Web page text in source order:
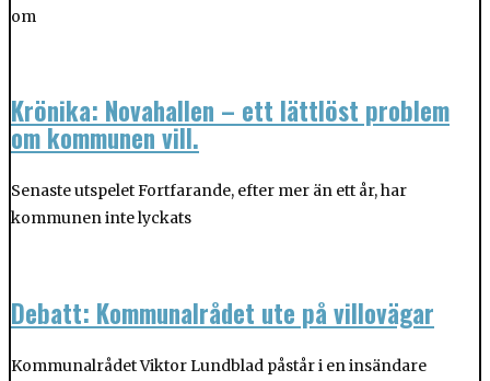
om
Krönika: Novahallen – ett lättlöst problem
om kommunen vill.
Senaste utspelet Fortfarande, efter mer än ett år, har
kommunen inte lyckats
Debatt: Kommunalrådet ute på villovägar
Kommunalrådet Viktor Lundblad påstår i en insändare